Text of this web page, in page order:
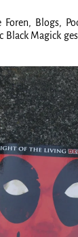
Blogs,
Magick